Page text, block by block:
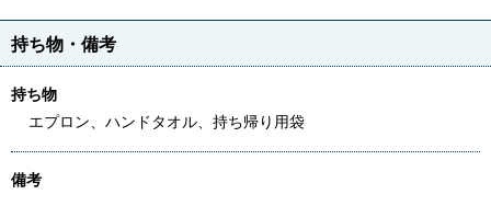
持ち物・備考
持ち物
エプロン、ハンドタオル、持ち帰り用袋
備考